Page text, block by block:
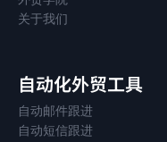
关于我们
自动化外贸工具
自动邮件跟进
自动短信跟进